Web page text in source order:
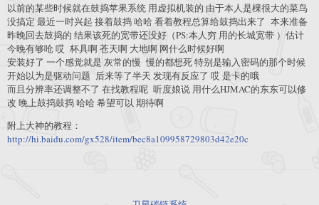
以前的某些时候就在鼓捣苹果系统 用虚拟机装的 由于本人是棵很大的菜鸟
没搞定 最近一时兴起 接着鼓捣 哈哈 看着教程总算给鼓捣出来了 本来准备
昨晚回去鼓捣的 结果该死的宽带还没好（PS:本人穷 用的长城宽带 ）估计
今晚有够呛 哎 杯具啊 苍天啊 大地啊 网什么时候好啊
安装好了 一个感觉就是 灰常的慢 慢的都想死 特别是输入密码的那个时候
开始以为是驱动问题 后来等了半天 发现有反应了 哎 是卡的哦
而且分辨率还调整不了 在找教程呢 听度娘说 用什么HJMAC的东东可以修
改 晚上鼓捣鼓捣 哈哈 希望可以 期待啊
附上大神的教程：
http://hi.baidu.com/gx528/item/bec8a109958729803d42e20c